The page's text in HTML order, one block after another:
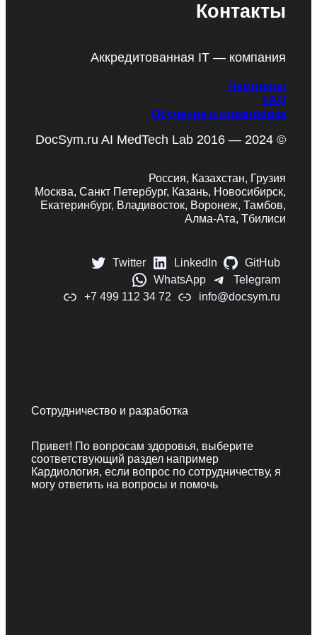
Контакты
Аккредитованная IT — компания
Партнеры
FAQ
Обучение и стажировка
DocSym.ru AI MedTech Lab 2016 — 2024 ©
Россия, Казахстан, Грузия
Москва, Санкт Петербург, Казань, Новосибирск,
Екатеринбург, Владивосток, Воронеж, Тамбов,
Алма-Ата, Тбилиси
Twitter LinkedIn
GitHub
WhatsApp
Telegram
+7 499 112 34 72
info@docsym.ru
Сотрудничество и разработка
Привет! По вопросам здоровья, выберите
соответствующий раздел например
Кардиология, если вопрос по сотрудничеству, я
могу ответить на вопросы и помочь